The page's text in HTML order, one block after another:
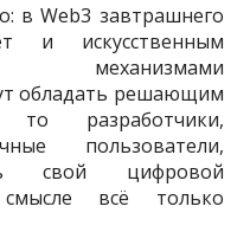
в Web3 завтрашнего
и искусственным
обладать решающим
то разработчики,
пользователи,
свой цифровой
всё только